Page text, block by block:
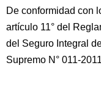
De conformidad con
artículo 11° del
del Seguro Integral
Supremo N° 011-